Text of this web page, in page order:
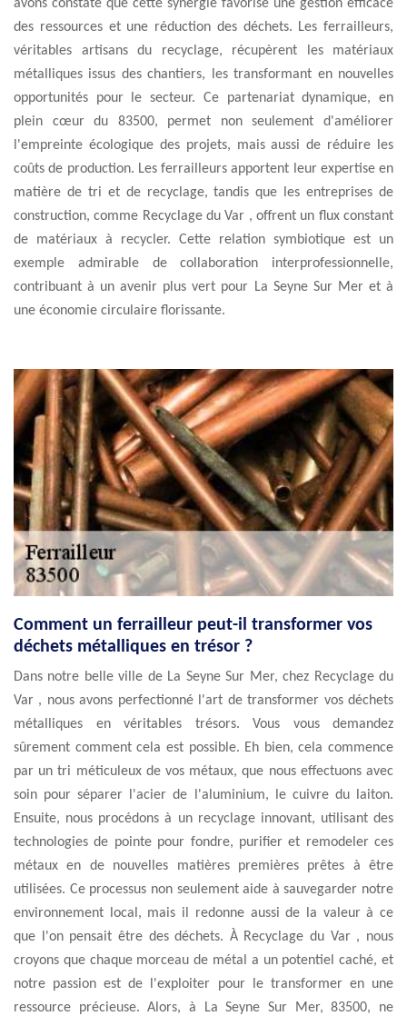
avons constaté que cette synergie favorise une gestion efficace
des ressources et une réduction des déchets. Les ferrailleurs,
véritables artisans du recyclage, récupèrent les matériaux
métalliques issus des chantiers, les transformant en nouvelles
opportunités pour le secteur. Ce partenariat dynamique, en
plein cœur du 83500, permet non seulement d'améliorer
l'empreinte écologique des projets, mais aussi de réduire les
coûts de production. Les ferrailleurs apportent leur expertise en
matière de tri et de recyclage, tandis que les entreprises de
construction, comme Recyclage du Var , offrent un flux constant
de matériaux à recycler. Cette relation symbiotique est un
exemple admirable de collaboration interprofessionnelle,
contribuant à un avenir plus vert pour La Seyne Sur Mer et à
une économie circulaire florissante.
Comment un ferrailleur peut-il transformer vos
déchets métalliques en trésor ?
Dans notre belle ville de La Seyne Sur Mer, chez Recyclage du
Var , nous avons perfectionné l'art de transformer vos déchets
métalliques en véritables trésors. Vous vous demandez
sûrement comment cela est possible. Eh bien, cela commence
par un tri méticuleux de vos métaux, que nous effectuons avec
soin pour séparer l'acier de l'aluminium, le cuivre du laiton.
Ensuite, nous procédons à un recyclage innovant, utilisant des
technologies de pointe pour fondre, purifier et remodeler ces
métaux en de nouvelles matières premières prêtes à être
utilisées. Ce processus non seulement aide à sauvegarder notre
environnement local, mais il redonne aussi de la valeur à ce
que l'on pensait être des déchets. À Recyclage du Var , nous
croyons que chaque morceau de métal a un potentiel caché, et
notre passion est de l'exploiter pour le transformer en une
ressource précieuse. Alors, à La Seyne Sur Mer, 83500, ne